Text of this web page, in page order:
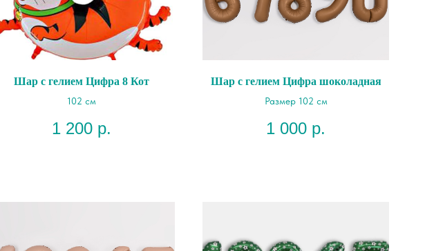
Шар с гелием Цифра 8 Кот
102 см
1 200 р.
Шар с гелием Цифра шоколадная
Размер 102 см
1 000 р.